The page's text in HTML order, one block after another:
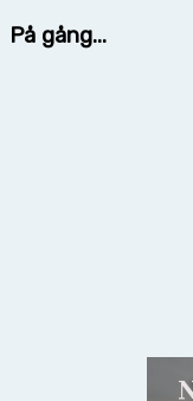
På gång...